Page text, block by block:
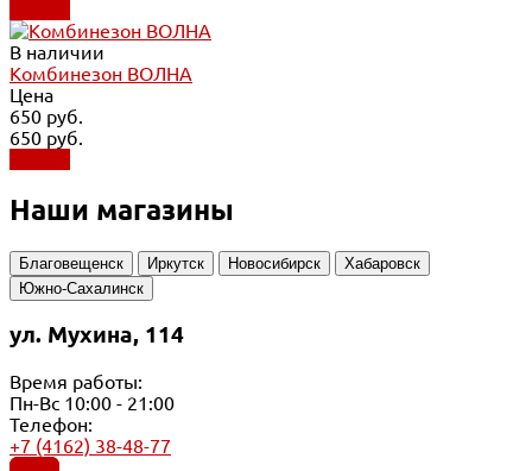
В наличии
Комбинезон ВОЛНА
Цена
650 руб.
650 руб.
Наши магазины
Благовещенск Иркутск Новосибирск
Хабаровск
Южно-Сахалинск
ул. Мухина, 114
Время работы:
Пн-Вс 10:00 - 21:00
Телефон:
+7 (4162) 38-48-77